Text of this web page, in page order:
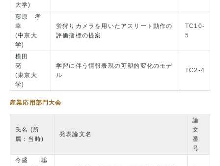
大学)
藤原 孝
幸
(中京大
学)
蛍狩りカメラを用いたアスリート動作の
評価指標の提案
TC10-
5
横田
亮
(東京大
学)
学習に伴う情報表現の可塑的変化のモデ
ル
TC2-4
産業応用部門大会
氏名 (所
属：当時)
発表論文名
論
文
番
号
今盛 聡